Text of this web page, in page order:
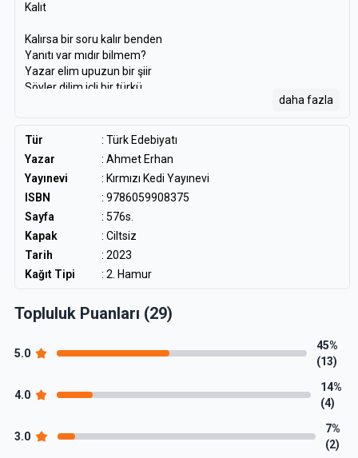
Kalıt
Kalırsa bir soru kalır benden
Yanıtı var mıdır bilmem?
Yazar elim upuzun bir şiir
Söyler dilim içli bir türkü
Kalırsa bir soru kalır benden
Bir de üç beş şiir, iyi kötü...
daha fazla
Tür :Türk Edebiyatı
Yazar
:Ahmet Erhan
Yayınevi
: Kırmızı Kedi Yayınevi
ISBN
: 9786059908375
Sayfa
: 576s.
Kapak
: Ciltsiz
Tarih
: 2023
Kağıt Tipi
: 2. Hamur
Topluluk Puanları (29)
5.0
45%
(13)
4.0
14%
(4)
3.0
7%
(2)